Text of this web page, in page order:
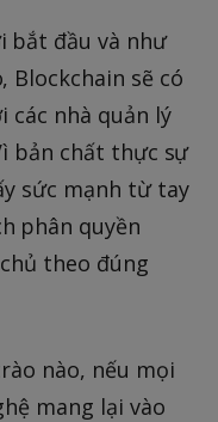
bắt đầu và như
Blockchain sẽ có
các nhà quản lý
bản chất thực sự
sức mạnh từ tay
phân quyền
theo đúng
nào, nếu mọi
mang lại vào